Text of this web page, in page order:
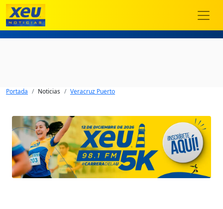
Portada Noticias Veracruz Puerto